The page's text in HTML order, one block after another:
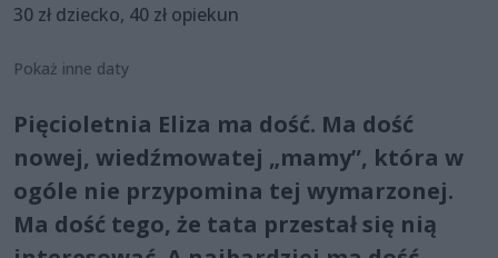
30 zł dziecko, 40 zł opiekun
Pokaż inne daty
Pięcioletnia Eliza ma dość. Ma dość
nowej, wiedźmowatej „mamy”, która w
ogóle nie przypomina tej wymarzonej.
Ma dość tego, że tata przestał się nią